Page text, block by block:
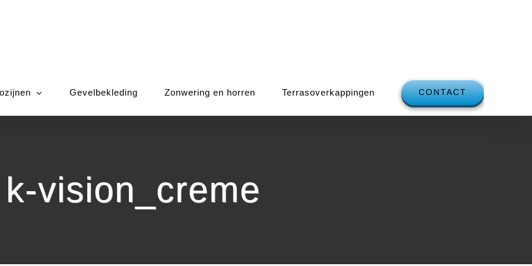
Gevelbekleding Zonwering en horren Terrasoverkappingen CONTACT
k-vision_creme